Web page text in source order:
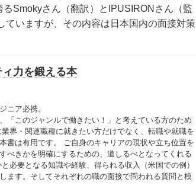
Smokyさん（翻訳）とIPUSIRONさん（監
いますが、その内容は日本国内の面接対策
力を鍛える本
ニア必携。
「このジャンルで働きたい！」と考えている方のため
界・関連職種に就きたい方だけでなく、転職や就職を
書は有用です。 ご自身のキャリアの現状や立ち位置を
べきかを明確にするための、道しるべとなってくれる
必要となる知識や経験、得られる収入（米国での例）
ます。そしてそれぞれの職の面接で問われる質問と模